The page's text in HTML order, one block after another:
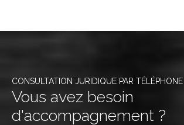
CONSULTATION JURIDIQUE PAR TÉLÉPHONE
Vous avez besoin
d'accompagnement ?